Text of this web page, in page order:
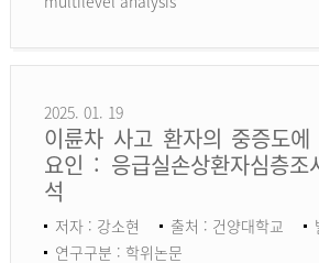
2025. 01. 19
이륜차 사고 환자의 중증도
요인 : 응급실손상환자심층
석
저자 : 강소현 출처 : 건양대학교
연구구분 : 학위논문